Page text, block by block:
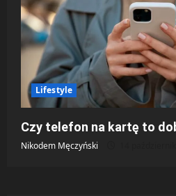
Lifestyle
Czy telefon na kartę to
Nikodem Męczyński